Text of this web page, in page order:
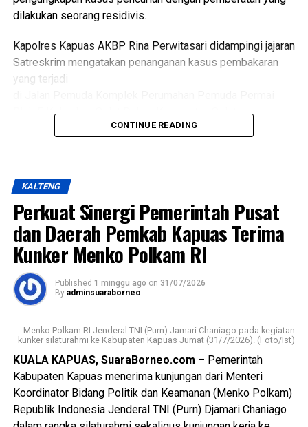
Lebih lanjut ia mengatakan melalui kegiatan tersebut Tim
Pembina Posyandu Kabupaten Kapuas juga memperkuat
koordinasi.
“Dalam hal ini dengan pemerintah kecamatan pemerintah
kelompok rentan dapat dilakukan secara
berkesinambungan,” ujarnya.
Views: 26
Bagikan ke
WhatsApp 0 Facebook 0
Messenger
dilakukan seorang residivis.
Kapolres Kapuas AKBP Rina Perwitasari didampingi jajaran
Satreskrim mengatakan penanganan kasus pembakaran
yang terjadi
Blok F Kelurahan Selat Dalam Kecamatan Selat.
setelah diduga sengaja membakar kamar barak tempat
Kapolres mengatakan kasus tersebut ditangani
berdasarkan Laporan Polisi Nomor
LP/B/32/VII/2026/SPKT/Polres Kapuas/Polda
Kalimantan Tengah tertanggal 20 Juli 2026.
Berdasarkan hasil penyelidikan aksi nekat itu dipicu
pertengkaran antara tersangka dengan kekasihnya Rah
hari dan bahkan disertai ancaman akan membakar kamar
“Malam kejadian tersangka sempat datang ke lokasi dan
berkumpul bersama para korban. Namun usai kembali dari
menonton pertandingan final Piala Dunia ia kembali
CONTINUE READING
KALTENG
Perkuat Sinergi Pemerintah Pusat
dan Daerah Pemkab Kapuas Terima
Kunker Menko Polkam RI
Published 1 minggu ago on 31/07/2026
By adminsuaraborneo
Menko Polkam RI Jenderal TNI (Purn) Jamari Chaniago pada kegiatan
kunker silaturahmi ke Kabupaten Kapuas Jumat (31/7/2026). (Foto/Ist)
KUALA KAPUAS, SuaraBorneo.com – Pemerintah
Kabupaten Kapuas menerima kunjungan dari Menteri
Koordinator Bidang Politik dan Keamanan (Menko Polkam)
Republik Indonesia Jenderal TNI (Purn) Djamari Chaniago